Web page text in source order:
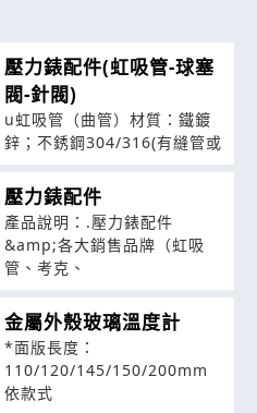
壓力錶配件(虹吸管-球塞
閥-針閥)
u虹吸管（曲管）材質：鐵鍍
鋅；不銹鋼304/316(有縫管或
壓力錶配件
產品說明：.壓力錶配件
&amp;各大銷售品牌（虹吸
管、考克、
金屬外殼玻璃溫度計
*面版長度：
110/120/145/150/200mm
依款式